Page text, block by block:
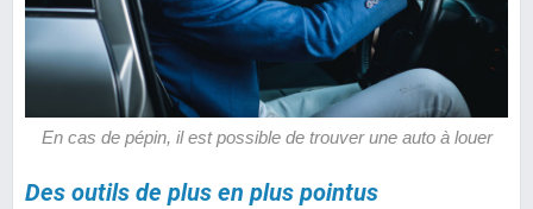
En cas de pépin, il est possible de trouver une auto à louer
Des outils de plus en plus pointus